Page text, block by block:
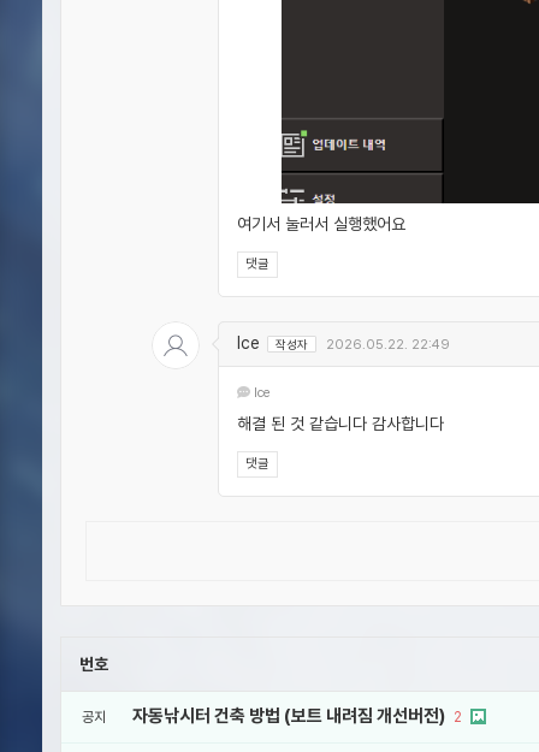
여기서 눌러서 실행했어요
댓글
Ice 작성자 2026.05.22. 22:49
Ice
해결 된 것 같습니다 감사합니다
댓글
번호
공지 자동낚시터 건축 방법 (보트 내려짐 개선버전) 2